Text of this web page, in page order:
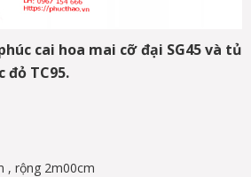
cai hoa mai cỡ đại SG45 và tủ
đỏ TC95.
, rộng 2m00cm